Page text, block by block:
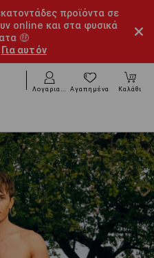
προϊόντα σε
online και στα φυσικά
🤑
Για αυτόν
ΛογαριασμόςΑγαπημένα Καλάθι